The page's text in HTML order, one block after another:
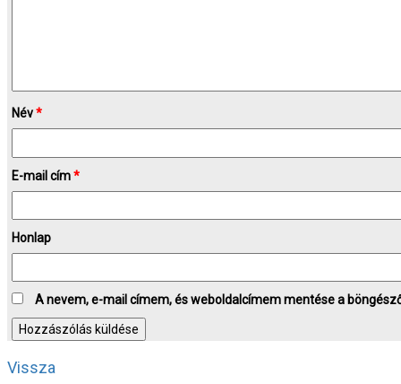
Név*
E-mail cím*
Honlap
A nevem, e-mail címem, és weboldalcímem mentése a
Vissza